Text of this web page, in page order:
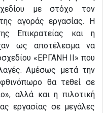
με στόχο τον
αγοράς εργασίας. Η
Επικρατείας και η
ως αποτέλεσμα να
«ΕΡΓΑΝΗ ΙΙ» που
Αμέσως μετά την
θα τεθεί σε
αλλά και η πιλοτική
εργασίας σε μεγάλες